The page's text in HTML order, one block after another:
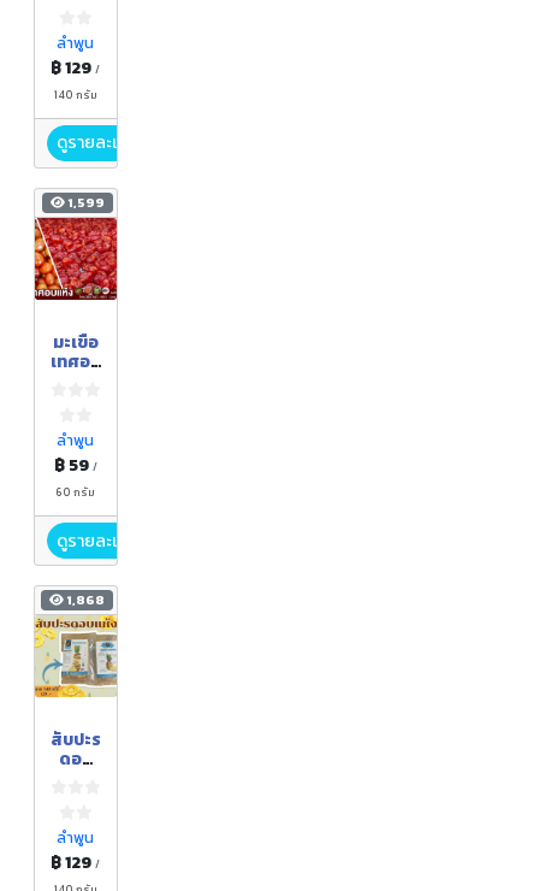
ลำพูน
฿ 129/
140 กรัม
ดูรายละเอียด
1,599
มะเขือ
เทศอบ
ลำพูน
฿ 59 /
60 กรัม
ดูรายละเอียด
1,868
สับปะร
ดอบ
ลำพูน
฿ 129/